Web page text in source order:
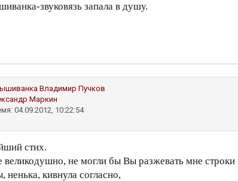
звуковязь запала в душу.
Владимир Пучков
Маркин
04.09.2012, 10:22:54
стих.
великодушно, не могли бы Вы разжевать мне строки
ненька, кивнула согласно,